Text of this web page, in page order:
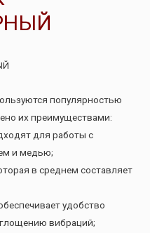
популярностью
их преимуществами:
для работы с
и медью;
в среднем составляет
удобство
вибраций;